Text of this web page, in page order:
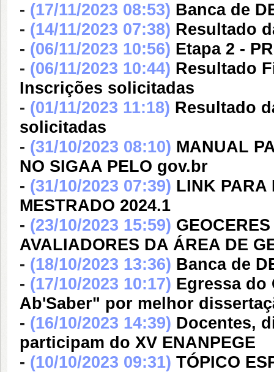
- (17/11/2023 08:53) Banca de
- (14/11/2023 07:38) Resultado
- (06/11/2023 10:56) Etapa 2 -
- (06/11/2023 10:44) Resultado
Inscrições solicitadas
- (01/11/2023 11:18) Resultado
solicitadas
- (31/10/2023 08:10) MANUAL
NO SIGAA PELO gov.br
- (31/10/2023 07:39) LINK PARA
MESTRADO 2024.1
- (23/10/2023 15:59)
AVALIADORES DA ÁREA DE
- (18/10/2023 13:36) Banca de
- (17/10/2023 10:17) Egressa do
Ab'Saber" por melhor
- (16/10/2023 14:39) Docentes,
participam do XV ENANPEGE
- (10/10/2023 09:31) TÓPICO